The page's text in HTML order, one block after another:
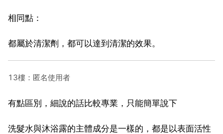
相同點：
都屬於清潔劑，都可以達到清潔的效果。
13樓：匿名使用者
有點區別，細說的話比較專業，只能簡單說下
洗髮水與沐浴露的主體成分是一樣的，都是以表面活性